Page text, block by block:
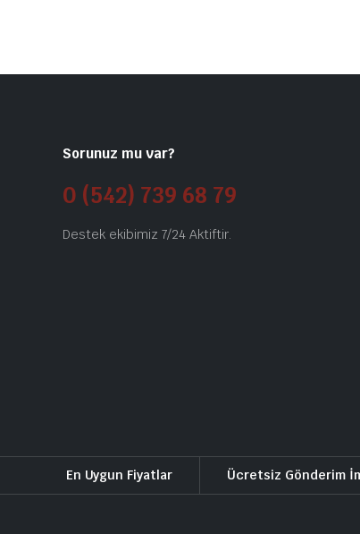
Sorunuz mu var?
0 (542) 739 68 79
Destek ekibimiz 7/24 Aktiftir.
En Uygun Fiyatlar Ücretsiz Gönderim